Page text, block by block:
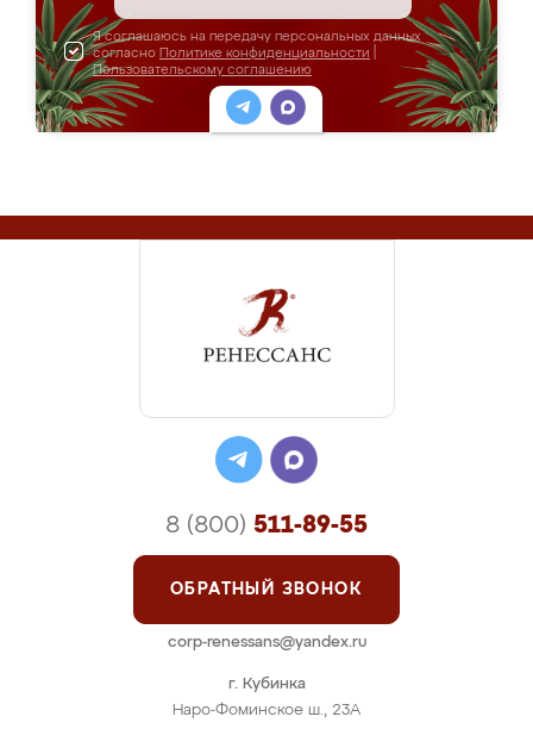
Я соглашаюсь на передачу персональных данных
согласно Политике конфиденциальности
Пользовательскому соглашению
г. Кубинка
Наро-Фоминское ш., 23А
8 (800) 511-89-55
ОБРАТНЫЙ ЗВОНОК
corp-renessans@yandex.ru